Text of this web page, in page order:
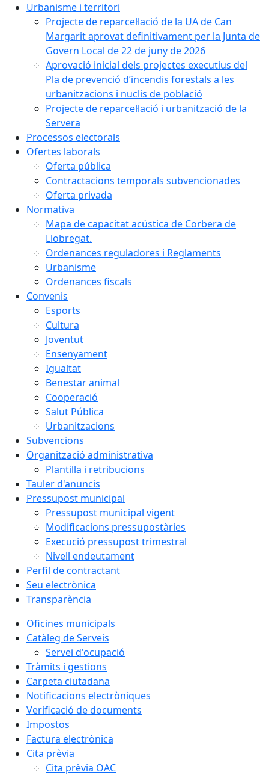
Urbanisme i territori
Projecte de reparcel·lació de la UA de Can
Margarit aprovat definitivament per la Junta de
Govern Local de 22 de juny de 2026
Aprovació inicial dels projectes executius del
Pla de prevenció d’incendis forestals a les
urbanitzacions i nuclis de població
Projecte de reparcel·lació i urbanització de la
Servera
Processos electorals
Ofertes laborals
Oferta pública
Contractacions temporals subvencionades
Oferta privada
Normativa
Mapa de capacitat acústica de Corbera de
Llobregat.
Ordenances reguladores i Reglaments
Urbanisme
Ordenances fiscals
Convenis
Esports
Cultura
Joventut
Ensenyament
Igualtat
Benestar animal
Cooperació
Salut Pública
Urbanitzacions
Subvencions
Organització administrativa
Plantilla i retribucions
Tauler d'anuncis
Pressupost municipal
Pressupost municipal vigent
Modificacions pressupostàries
Execució pressupost trimestral
Nivell endeutament
Perfil de contractant
Seu electrònica
Transparència
Oficines municipals
Catàleg de Serveis
Servei d'ocupació
Tràmits i gestions
Carpeta ciutadana
Notificacions electròniques
Verificació de documents
Impostos
Factura electrònica
Cita prèvia
Cita prèvia OAC